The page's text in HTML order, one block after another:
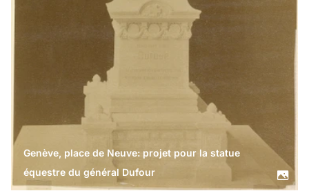
Genève, place de Neuve: projet pour la statue
équestre du général Dufour